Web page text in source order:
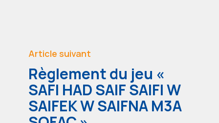
Article suivant
Règlement du jeu «
SAFI HAD SAIF SAIFI W
SAIFEK W SAIFNA M3A